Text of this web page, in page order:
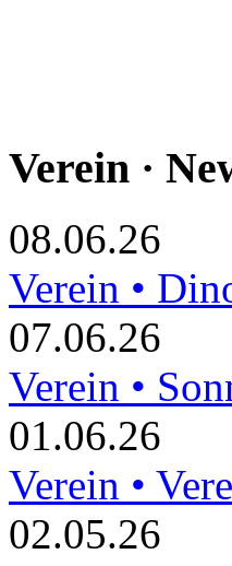
Verein ·
08.06.26
Verein •
07.06.26
Verein •
01.06.26
Verein •
02.05.26